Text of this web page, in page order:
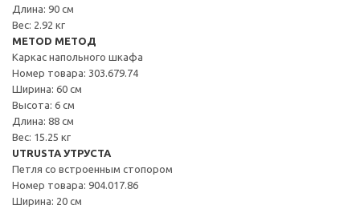
Длина: 90 см
Вес: 2.92 кг
METOD МЕТОД
Каркас напольного шкафа
Номер товара: 303.679.74
Ширина: 60 см
Высота: 6 см
Длина: 88 см
Вес: 15.25 кг
UTRUSTA УТРУСТА
Петля со встроенным стопором
Номер товара: 904.017.86
Ширина: 20 см